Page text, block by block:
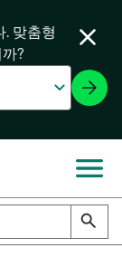
맞춤형
?